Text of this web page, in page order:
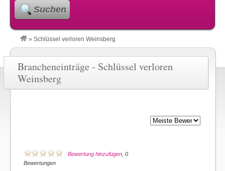
Suchen
» Schlüssel verloren Weinsberg
Brancheneinträge - Schlüssel verloren
Weinsberg
Bewertung hinzufügen , 0
Bewertungen